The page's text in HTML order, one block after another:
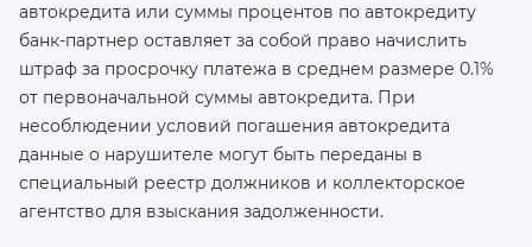
автокредита или суммы процентов по автокредиту
банк-партнер оставляет за собой право начислить
штраф за просрочку платежа в среднем размере 0.1%
от первоначальной суммы автокредита. При
несоблюдении условий погашения автокредита
данные о нарушителе могут быть переданы в
специальный реестр должников и коллекторское
агентство для взыскания задолженности.